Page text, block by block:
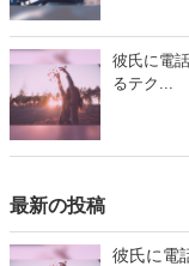
彼氏に電
るテク...
最新の投稿
彼氏に電